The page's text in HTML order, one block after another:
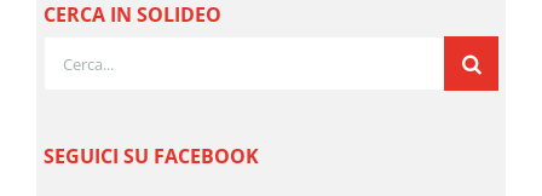
CERCA IN SOLIDEO
SEGUICI SU FACEBOOK